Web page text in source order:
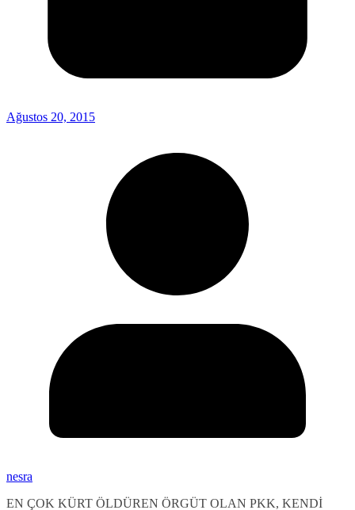
Ağustos 20, 2015
nesra
EN ÇOK KÜRT ÖLDÜREN ÖRGÜT OLAN PKK, KENDİ